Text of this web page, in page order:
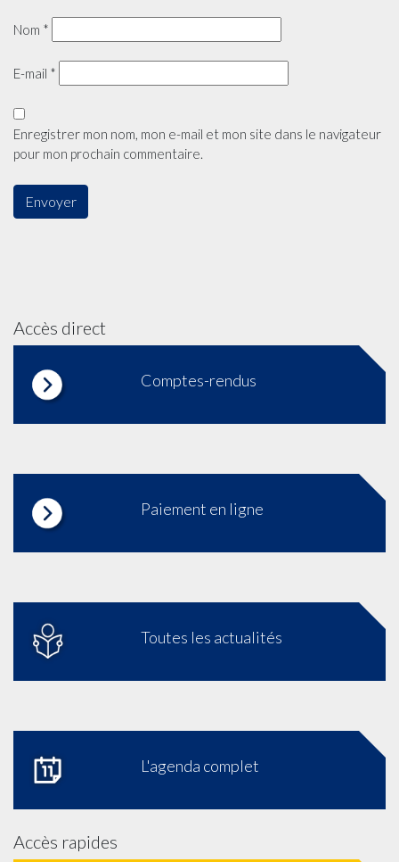
Nom *
E-mail *
Enregistrer mon nom, mon e-mail et mon site dans le navigateur
pour mon prochain commentaire.
Accès direct
Comptes-rendus
Paiement en ligne
Toutes les actualités
L'agenda complet
Accès rapides